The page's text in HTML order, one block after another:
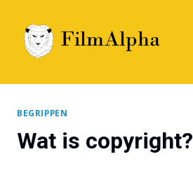
inhoud
BEGRIPPEN
Wat is copyright?